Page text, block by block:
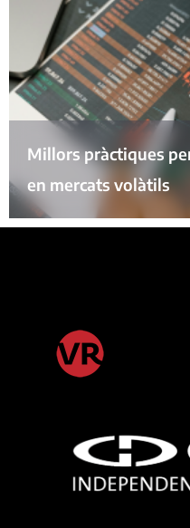
Millors pràctiques
en mercats volàtils